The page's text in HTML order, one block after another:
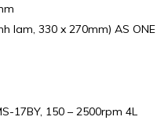
lam, 330 x 270mm) AS ONE
17BY, 150 – 2500rpm 4L